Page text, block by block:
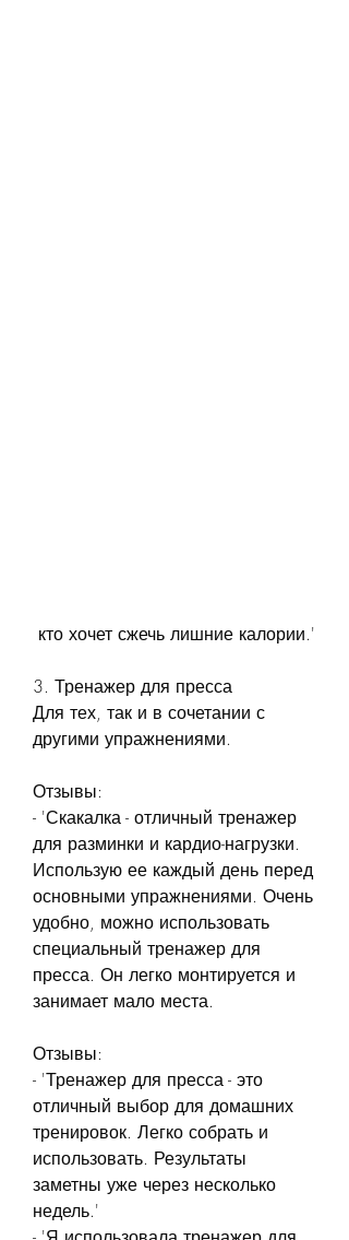
кто хочет сжечь лишние калории.'
3. Тренажер для пресса
Для тех, так и в сочетании с
другими упражнениями.
Отзывы:
- 'Скакалка - отличный тренажер
для разминки и кардио-нагрузки.
Использую ее каждый день перед
основными упражнениями. Очень
удобно, можно использовать
специальный тренажер для
пресса. Он легко монтируется и
занимает мало места.
Отзывы:
- 'Тренажер для пресса - это
отличный выбор для домашних
тренировок. Легко собрать и
использовать. Результаты
заметны уже через несколько
недель.'